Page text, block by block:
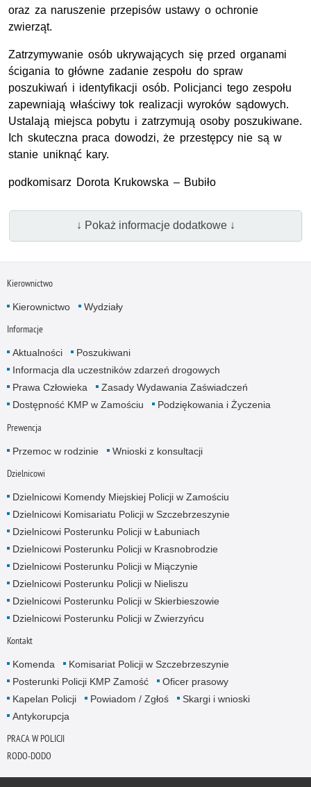
oraz za naruszenie przepisów ustawy o ochronie
zwierząt.
Zatrzymywanie osób ukrywających się przed organami
ścigania to główne zadanie zespołu do spraw
poszukiwań i identyfikacji osób. Policjanci tego zespołu
zapewniają właściwy tok realizacji wyroków sądowych.
Ustalają miejsca pobytu i zatrzymują osoby poszukiwane.
Ich skuteczna praca dowodzi, że przestępcy nie są w
stanie uniknąć kary.
podkomisarz Dorota Krukowska – Bubiło
↓ Pokaż informacje dodatkowe ↓
Kierownictwo
Kierownictwo Wydziały
Informacje
Aktualności
Poszukiwani
Informacja dla uczestników zdarzeń drogowych
Prawa Człowieka
Zasady Wydawania Zaświadczeń
Dostępność KMP w Zamościu
Podziękowania i Życzenia
Prewencja
Przemoc w rodzinie Wnioski z konsultacji
Dzielnicowi
Dzielnicowi Komendy Miejskiej Policji w Zamościu
Dzielnicowi Komisariatu Policji w Szczebrzeszynie
Dzielnicowi Posterunku Policji w Łabuniach
Dzielnicowi Posterunku Policji w Krasnobrodzie
Dzielnicowi Posterunku Policji w Miączynie
Dzielnicowi Posterunku Policji w Nieliszu
Dzielnicowi Posterunku Policji w Skierbieszowie
Dzielnicowi Posterunku Policji w Zwierzyńcu
Kontakt
Komenda
Komisariat Policji w Szczebrzeszynie
Posterunki Policji KMP Zamość
Oficer prasowy
Kapelan Policji
Powiadom / Zgłoś
Skargi i wnioski
Antykorupcja
PRACA W POLICJI
RODO-DODO